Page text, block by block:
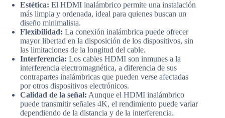
Estética: El HDMI inalámbrico permite una instalación
más limpia y ordenada, ideal para quienes buscan un
diseño minimalista.
Flexibilidad: La conexión inalámbrica puede ofrecer
mayor libertad en la disposición de los dispositivos, sin
las limitaciones de la longitud del cable.
Interferencia: Los cables HDMI son inmunes a la
interferencia electromagnética, a diferencia de sus
contrapartes inalámbricas que pueden verse afectadas
por otros dispositivos electrónicos.
Calidad de la señal: Aunque el HDMI inalámbrico
puede transmitir señales 4K, el rendimiento puede variar
dependiendo de la distancia y de la interferencia.